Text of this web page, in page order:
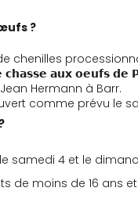
?
chenilles
𝗮𝘂𝘅 𝗼𝗲𝘂𝗳𝘀 𝗱𝗲
Hermann à Barr.
comme prévu le
samedi 4 et le
de moins de 16 ans